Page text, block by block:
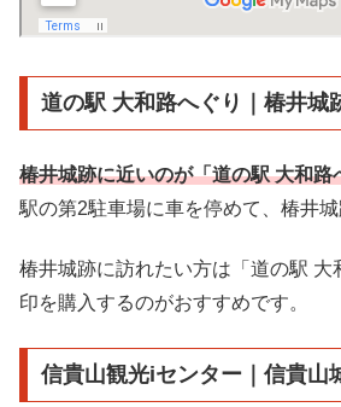
道の駅 大和路へぐり｜椿井城
椿井城跡に近いのが「道の駅 大和路
駅の第2駐車場に車を停めて、椿井城
椿井城跡に訪れたい方は「道の駅 大
印を購入するのがおすすめです。
信貴山観光iセンター｜信貴山